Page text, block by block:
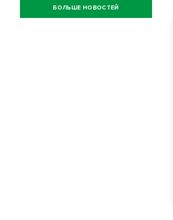
БОЛЬШЕ НОВОСТЕЙ